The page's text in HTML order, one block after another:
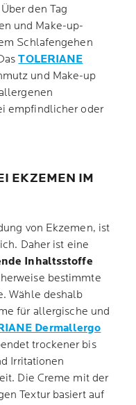
den Tag
und Make-up-
Schlafengehen
TOLERIANE
und Make-up
empfindlicher oder
EKZEMEN IM
von Ekzemen, ist
Daher ist eine
Inhaltsstoffe
bestimmte
Wähle deshalb
für allergische und
Dermallergo
trockener bis
Irritationen
Die Creme mit der
Textur basiert auf